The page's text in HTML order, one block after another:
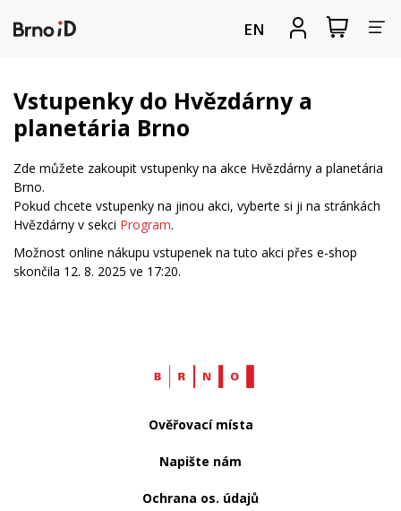
EN
Zobrazit
nákupní
Vstupenky do Hvězdárny a
planetária Brno
Zde můžete zakoupit vstupenky na akce Hvězdárny a planetária
Brno.
Pokud chcete vstupenky na jinou akci, vyberte si ji na stránkách
Hvězdárny v sekci Program.
Možnost online nákupu vstupenek na tuto akci přes e-shop
skončila 12. 8. 2025 ve 17:20.
Web
Ověřovací místa
Napište nám
Ochrana os. údajů